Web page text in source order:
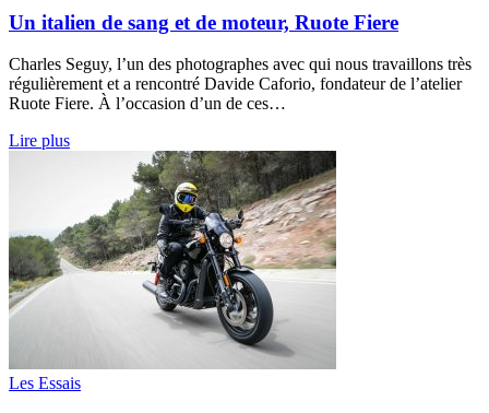
Un italien de sang et de moteur, Ruote Fiere
Charles Seguy, l’un des photographes avec qui nous travaillons très
régulièrement et a rencontré Davide Caforio, fondateur de l’atelier
Ruote Fiere. À l’occasion d’un de ces…
Lire plus
Les Essais